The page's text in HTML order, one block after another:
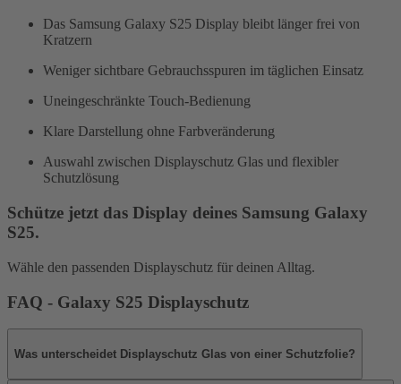
Das Samsung Galaxy S25 Display bleibt länger frei von
Kratzern
Weniger sichtbare Gebrauchsspuren im täglichen Einsatz
Uneingeschränkte Touch-Bedienung
Klare Darstellung ohne Farbveränderung
Auswahl zwischen Displayschutz Glas und flexibler
Schutzlösung
Schütze jetzt das Display deines Samsung Galaxy
S25.
Wähle den passenden Displayschutz für deinen Alltag.
FAQ - Galaxy S25 Displayschutz
Was unterscheidet Displayschutz Glas von einer Schutzfolie?